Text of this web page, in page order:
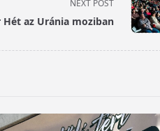
NEXT POST
Hét az Uránia moziban